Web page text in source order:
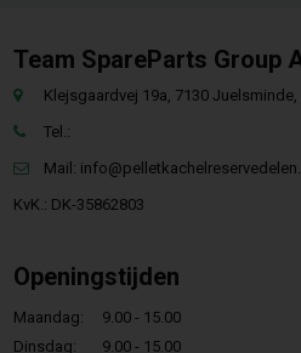
Team SpareParts Group
Klejsgaardvej 19a, 7130 Juelsminde,
Tel.:
Mail:
KvK.: DK-35862803
Openingstijden
Maandag:
9.00 - 15.00
Dinsdag:
9.00 - 15.00